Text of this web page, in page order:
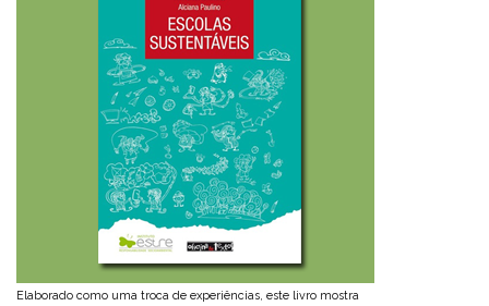
Elaborado como uma troca de experiências, este livro mostra